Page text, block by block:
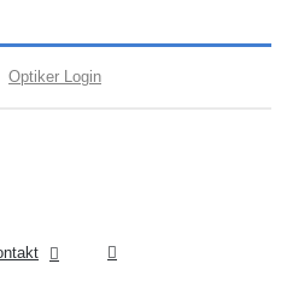
Optiker Login